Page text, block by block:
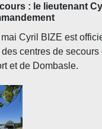
: le lieutenant
Cyril BIZE est
centres de secours
et de Dombasle.